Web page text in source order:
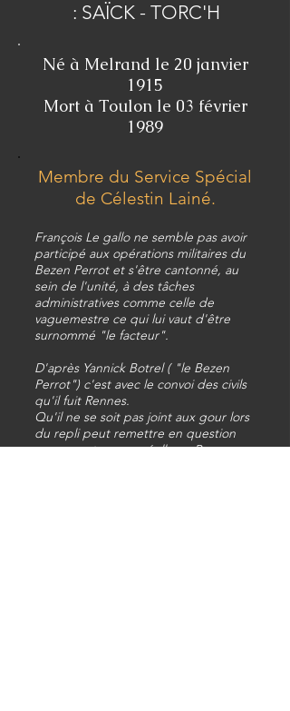
: SAÏCK - TORC'H
Né à Melrand le 20 janvier
1915
Mort à Toulon le 03 février
1989
Membre du Service Spécial
de Célestin Lainé.
François Le gallo ne semble pas avoir
participé aux opérations militaires du
Bezen Perrot et s'être cantonné, au
sein de l'unité, à des tâches
administratives comme celle de
vaguemestre ce qui lui vaut d'être
surnommé "le facteur".
D'après Yannick Botrel ( "le Bezen
Perrot") c'est avec le convoi des civils
qu'il fuit Rennes.
Qu'il ne se soit pas joint aux gour lors
du repli peut remettre en question
son appartenance réelle au Bezen